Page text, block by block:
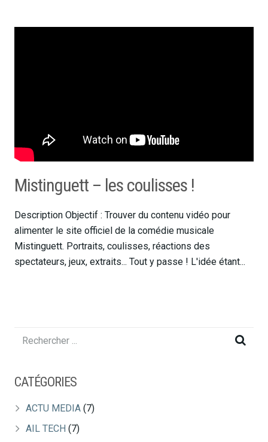
Mistinguett – les coulisses !
Description Objectif : Trouver du contenu vidéo pour
alimenter le site officiel de la comédie musicale
Mistinguett. Portraits, coulisses, réactions des
spectateurs, jeux, extraits... Tout y passe ! L'idée étant...
CATÉGORIES
ACTU MEDIA (7)
AIL TECH (7)